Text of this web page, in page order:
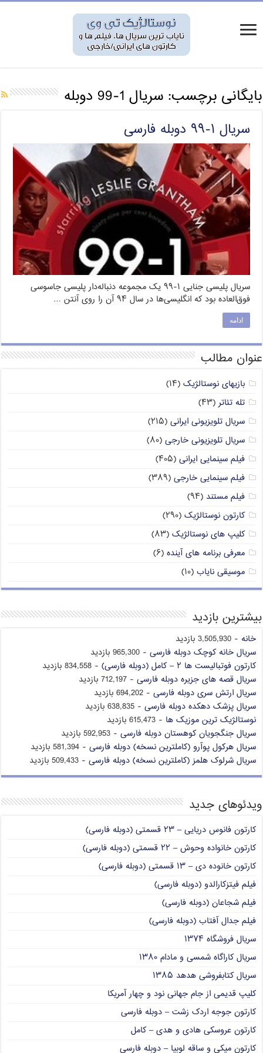
بایگانی برچسب:سریال 1-99 دوبله
سریال ۱-۹۹ دوبله فارسی
سریال پلیسی جنایی ۱-۹۹ یک مجموعه دنباله‌دار پلیسی جاسوسی
فوق‌العاده بود که انگلیسی‌ها در سال ۹۴ آن را روی آنتن …
ادامه
عنوان مطالب
بازیهای نوستالژیک (۱۴)
تله تئاتر(۴۳)
سریال تلویزیونی ایرانی (۲۱۵)
سریال تلویزیونی خارجی (۸۰)
فیلم سینمایی ایرانی (۴۰۵)
فیلم سینمایی خارجی (۳۸۹)
فیلم مستند (۹۴)
کارتون نوستالژیک (۲۹۰)
کلیپ های نوستالژیک (۸۳)
معرفی برنامه های آینده (۶)
موسیقی نایاب (۱۰)
بیشترین بازدید
خانه - 3,505,930 بازدید
سریال خانه کوچک دوبله فارسی - 965,300 بازدید
کارتون فوتبالیست ها ۲ – کامل (دوبله فارسی)
- 834,558 بازدید
سریال قصه های جزیره دوبله فارسی - 712,197 بازدید
سریال ارتش سری دوبله فارسی - 694,202 بازدید
سریال پزشک دهکده دوبله فارسی - 638,835 بازدید
نوستالژیک ترین موزیک ها - 615,473 بازدید
سریال جنگجویان کوهستان دوبله فارسی - 592,953 بازدید
سریال هرکول پوآرو (کاملترین نسخه) دوبله فارسی - 581,394 بازدید
سریال شرلوک هلمز (کاملترین نسخه) دوبله فارسی - 509,433 بازدید
ویدئوهای جدید
کارتون فانوس دریایی – ۲۳ قسمتی (دوبله فارسی)
کارتون خانواده وحوش – ۲۲ قسمتی (دوبله فارسی)
کارتون خانوده دی – ۱۳ قسمتی (دوبله فارسی)
فیلم فیتزکارالدو (دوبله فارسی)
فیلم شجاعان (دوبله فارسی)
فیلم جدال آفتاب (دوبله فارسی)
سریال فروشگاه ۱۳۷۴
سریال کاراگاه شمسی و مادام ۱۳۸۰
سریال کتابفروشی هدهد ۱۳۸۵
کلیپ قدیمی از جام جهانی نود و چهار آمریکا
کارتون جوجه اردک زشت – دوبله فارسی
کارتون عروسکی هادی و هدی – کامل
کارتون میکی و ساقه لوبیا – دوبله فارسی